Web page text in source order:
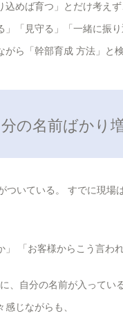
込めば育つ」とだけ考え
「見守る」「一緒に振
ら「幹部育成 方法」と
分の名前ばかり
ついている。 すでに現場
」 「お客様からこう言わ
、自分の名前が入ってい
じながらも、